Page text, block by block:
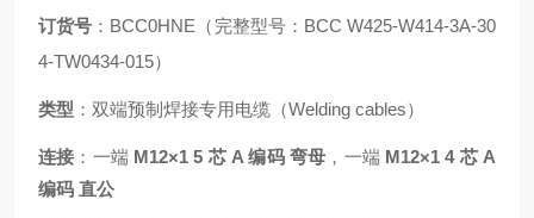
订货号 ：BCC0HNE（完整型号：BCC W425-W414-3A-30
4-TW0434-015）
类型 ：双端预制焊接专用电缆（Welding cables）
连接 ：一端 M12×1 5 芯 A 编码 弯母 ，一端 M12×1 4 芯 A
编码 直公